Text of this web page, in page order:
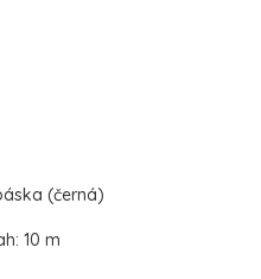
(černá)
10 m